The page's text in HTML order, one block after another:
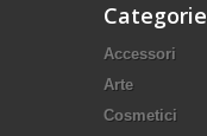
Categorie
Accessori
Arte
Cosmetici